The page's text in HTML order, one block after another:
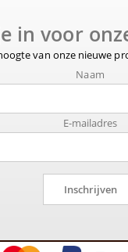
in voor
van onze nieuwe
Naam
E-mailadres
Inschrijven